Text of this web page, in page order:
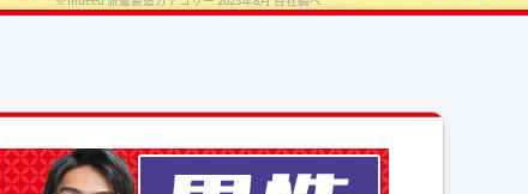
No. 8688 / 2026.05.11